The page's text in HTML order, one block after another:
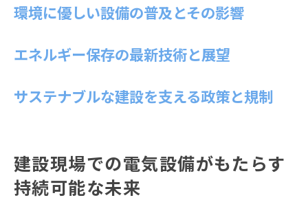
環境に優しい設備の普及とその影響
エネルギー保存の最新技術と展望
サステナブルな建設を支える政策と規制
建設現場での電気設備がもたらす
持続可能な未来